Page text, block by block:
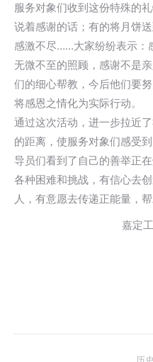
服务对象们收到这份特殊的
说着感谢的话；有的将月饼
感激不尽……大家纷纷表示：
无微不至的照顾，感谢不是
们的细心帮教，今后他们要
将感恩之情化为实际行动。
通过这次活动，进一步拉近
的距离，使服务对象们感受
导员们看到了自己的善举正
各种困难和挑战，有信心去
人，有意愿去传递正能量，帮
嘉定